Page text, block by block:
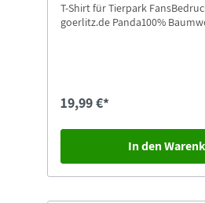
T-Shirt für Tierpark
goerlitz.de Panda100%
19,99 €*
In den